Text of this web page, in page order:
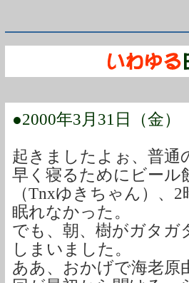
●2000年3月31日（金）
起きましたよぉ、普通
早く寝るためにビール
（Tnxゆきちゃん）、
眠れなかった。
でも、朝、樹がガタガ
しまいました。
ああ、おかげで海老原